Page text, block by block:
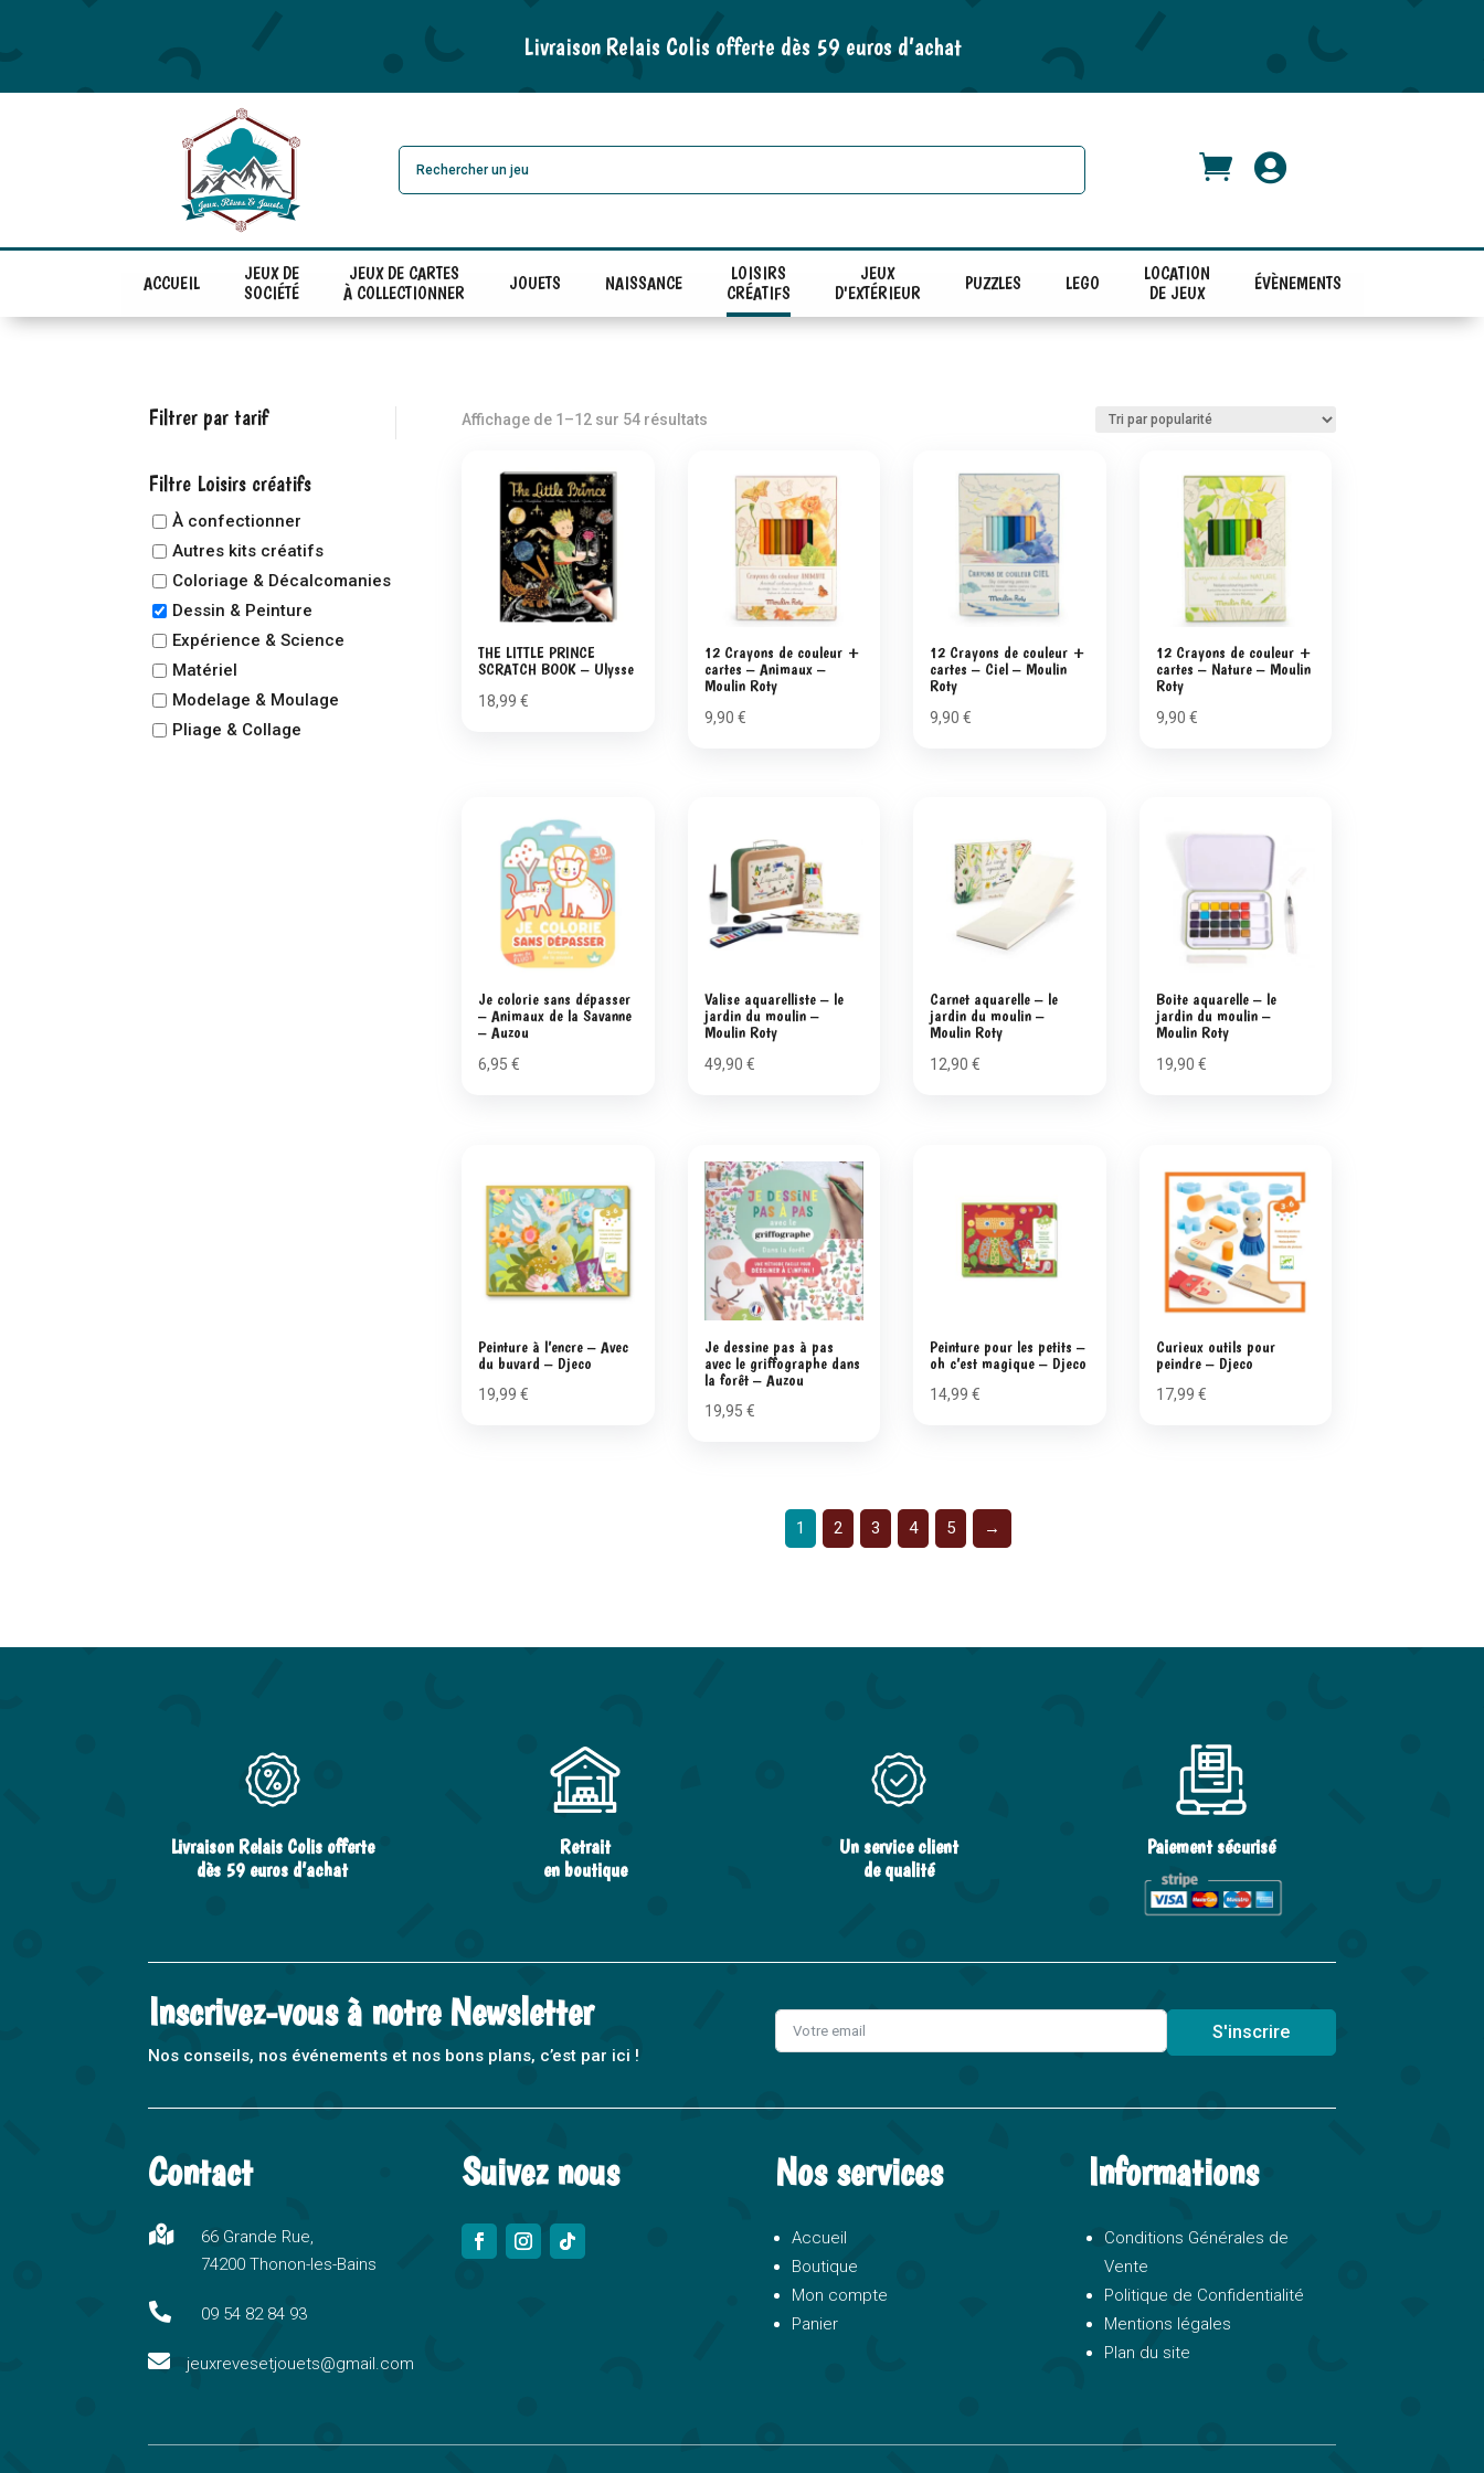
Livraison Relais Colis offerte dès 59 euros d’achat
 
ACCUEIL
JEUX DE
SOCIÉTÉ
JEUX DE CARTES
À COLLECTIONNER
JOUETS NAISSANCE
LOISIRS
CRÉATIFS
JEUX
D'EXTÉRIEUR
PUZZLES LEGO
LOCATION
DE JEUX
ÉVÈNEMENTS
Filtrer par tarif
Filtre Loisirs créatifs
À confectionner
Autres kits créatifs
Coloriage & Décalcomanies
Dessin & Peinture
Expérience & Science
Matériel
Modelage & Moulage
Pliage & Collage
Affichage de 1–12 sur 54 résultatsTrié
popularité
THE LITTLE PRINCE
SCRATCH BOOK – Ulysse
18,99 €
12 Crayons de couleur +
cartes – Animaux –
Moulin Roty
9,90 €
12 Crayons de couleur +
cartes – Ciel – Moulin
Roty
9,90€
12 Crayons de couleur +
cartes – Nature – Moulin
Roty
9,90 €
Je colorie sans dépasser
– Animaux de la Savanne
– Auzou
6,95 €
Valise aquarelliste – le
jardin du moulin –
Moulin Roty
49,90 €
Carnet aquarelle – le
jardin du moulin –
Moulin Roty
12,90€
Boite aquarelle – le
jardin du moulin –
Moulin Roty
19,90 €
Peinture à l’encre – Avec
du buvard – Djeco
19,99 €
Je dessine pas à pas
avec le griffographe dans
la forêt – Auzou
19,95 €
Peinture pour les petits –
oh c’est magique – Djeco
14,99€
Curieux outils pour
peindre – Djeco
17,99 €
1 2 3 4 5 →
Livraison Relais Colis offerte
dès 59 euros d’achat
Retrait
en boutique
Un service client
de qualité
Paiement sécurisé
Inscrivez-vous à notre Newsletter
Nos conseils, nos événements et nos bons plans, c’est par ici !
S'inscrire
e
Contact

66 Grande Rue,
74200 Thonon-les-Bains
 09 54 82 84 93
 jeuxrevesetjouets@gmail.com
Suivez nous Nos services
Accueil
Boutique
Mon compte
Panier
Informations
Conditions Générales de
Vente
Politique de Confidentialité
Mentions légales
Plan du site